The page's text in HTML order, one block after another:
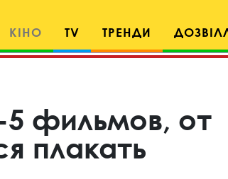
КІНО TV ТРЕНДИ
фильмов, от
плакать